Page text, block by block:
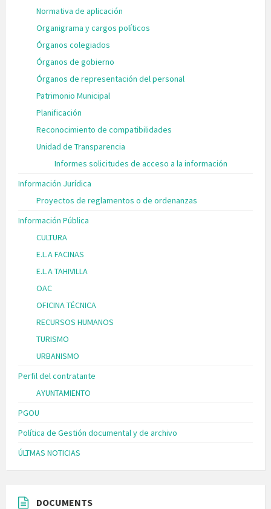
Normativa de aplicación
Organigrama y cargos políticos
Órganos colegiados
Órganos de gobierno
Órganos de representación del personal
Patrimonio Municipal
Planificación
Reconocimiento de compatibilidades
Unidad de Transparencia
Informes solicitudes de acceso a la información
Información Jurídica
Proyectos de reglamentos o de ordenanzas
Información Pública
CULTURA
E.L.A FACINAS
E.L.A TAHIVILLA
OAC
OFICINA TÉCNICA
RECURSOS HUMANOS
TURISMO
URBANISMO
Perfil del contratante
AYUNTAMIENTO
PGOU
Política de Gestión documental y de archivo
ÚLTMAS NOTICIAS
DOCUMENTS